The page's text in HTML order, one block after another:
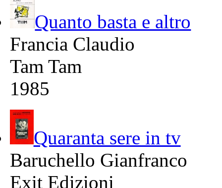
Quanto basta e altro
Francia Claudio
Tam Tam
1985
Quaranta sere in tv
Baruchello Gianfranco
Exit Edizioni